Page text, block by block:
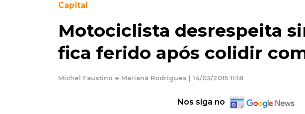
Capital
Motociclista desrespeita
fica ferido após colidir
Michel Faustino e Mariana Rodrigues | 14/03/2015 11:18
Nos siga no